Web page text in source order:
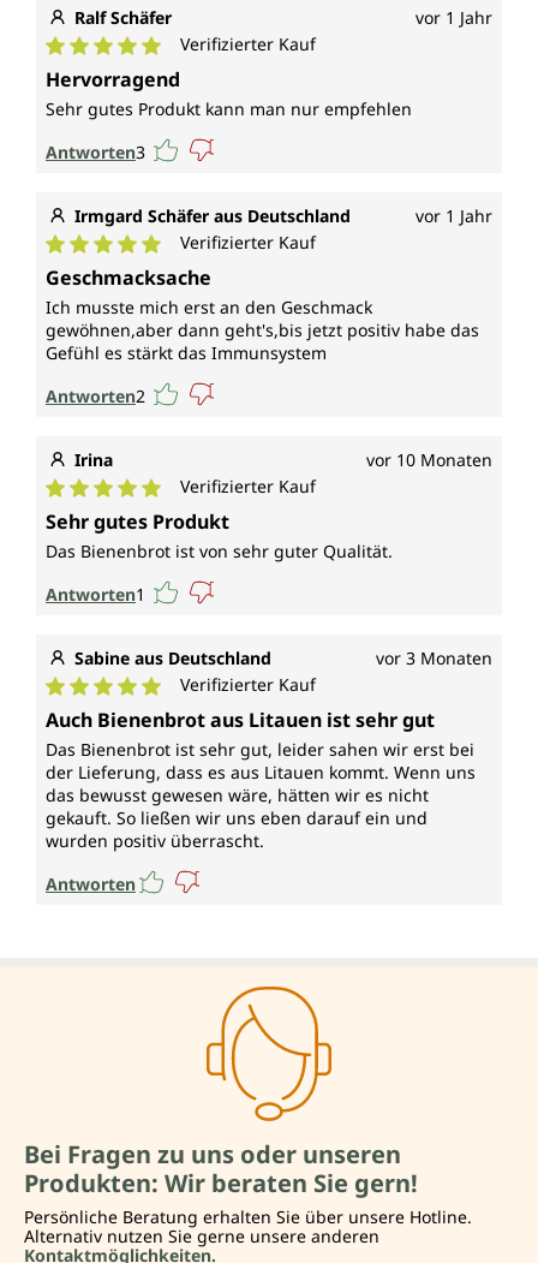
Ralf Schäfer vor 1 Jahr
Durchschnittliche Bewertung von 5 von 5 Sternen
Verifizierter Kauf
Hervorragend
Sehr gutes Produkt kann man nur empfehlen
Antworten3
Irmgard Schäfer aus Deutschland vor 1 Jahr
Durchschnittliche Bewertung von 5 von 5 Sternen
Verifizierter Kauf
Geschmacksache
Ich musste mich erst an den Geschmack
gewöhnen,aber dann geht's,bis jetzt positiv habe das
Gefühl es stärkt das Immunsystem
Antworten2
Irina vor 10 Monaten
Durchschnittliche Bewertung von 5 von 5 Sternen
Verifizierter Kauf
Sehr gutes Produkt
Das Bienenbrot ist von sehr guter Qualität.
Antworten1
Sabine aus Deutschland vor 3 Monaten
Durchschnittliche Bewertung von 5 von 5 Sternen
Verifizierter Kauf
Auch Bienenbrot aus Litauen ist sehr gut
Das Bienenbrot ist sehr gut, leider sahen wir erst bei
der Lieferung, dass es aus Litauen kommt. Wenn uns
das bewusst gewesen wäre, hätten wir es nicht
gekauft. So ließen wir uns eben darauf ein und
wurden positiv überrascht.
Antworten
Bei Fragen zu uns oder unseren
Produkten: Wir beraten Sie gern!
Persönliche Beratung erhalten Sie über unsere Hotline.
Alternativ nutzen Sie gerne unsere anderen
Kontaktmöglichkeiten.